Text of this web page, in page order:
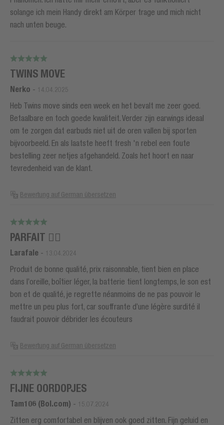
solange ich mein Handy direkt am Körper trage und mich nicht
nach unten beuge.
TWINS MOVE
Nerko - 14.04.2025
Heb Twins move sinds een week en het bevalt me zeer goed.
Betaalbare en toch goede kwaliteit. Verder zijn earwings ideaal
om te zorgen dat earbuds niet uit de oren vallen bij sporten
bijvoorbeeld. En als laatste heeft fresh 'n rebel een foute
bestelling zeer netjes afgehandeld. Zoals het hoort en naar
tevredenheid van de klant.
Bewertung auf German übersetzen
PARFAIT 👌🏻
Larafale - 13.04.2024
Produit de bonne qualité, prix raisonnable, tient bien en place
dans l’oreille, boîtier léger, la batterie tient longtemps, le son est
bon et de qualité, je regrette néanmoins de ne pas pouvoir le
mettre un peu plus fort, car souffrante d’une légère surdité il
faudrait pouvoir débrider les écouteurs
Bewertung auf German übersetzen
FIJNE OORDOPJES
Tam106 (Bol.com) - 15.07.2024
Zitten erg comfortabel en blijven ook goed zitten. Fijn geluid en